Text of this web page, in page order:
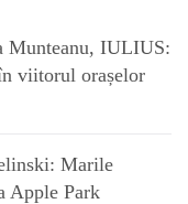
Munteanu, IULIUS:
viitorul orașelor
Marile
Apple Park